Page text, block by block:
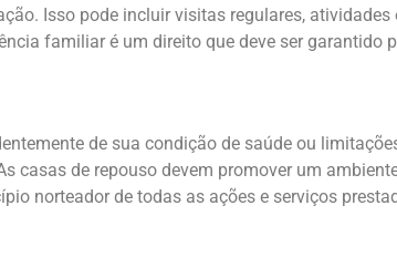
Isso pode incluir visitas regulares,
familiar é um direito que deve ser garantido
de sua condição de saúde ou
casas de repouso devem promover um
norteador de todas as ações e serviços